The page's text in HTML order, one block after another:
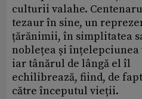
culturii valahe.
tezaur în sine, un
țărănimii, în simplitatea
noblețea și înțelepciunea
iar tânărul de lângă el îl
echilibrează, fiind, de
către începutul vieții.